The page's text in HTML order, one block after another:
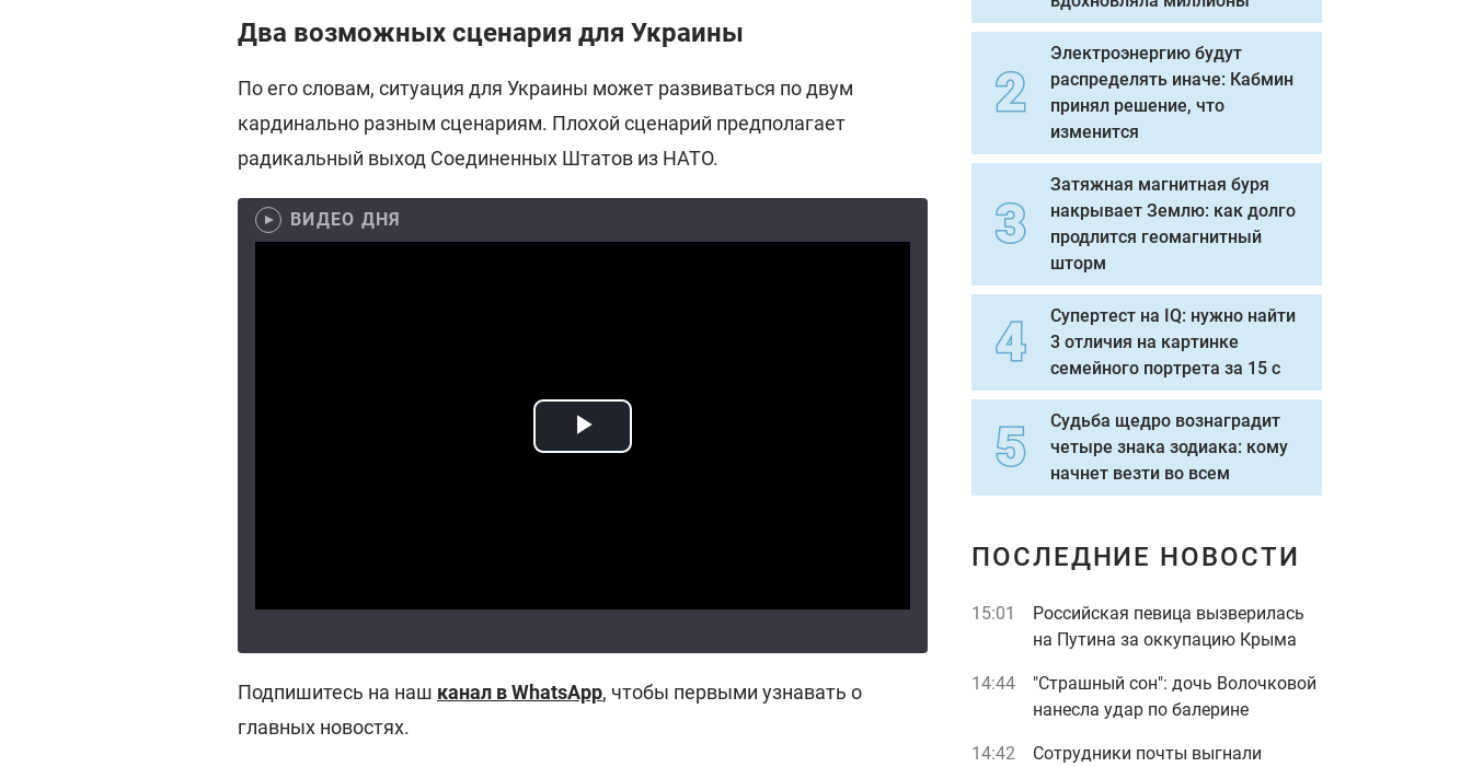
Два возможных сценария для Украины
По его словам, ситуация для Украины может развиваться по двум
кардинально разным сценариям. Плохой сценарий предполагает
радикальный выход Соединенных Штатов из НАТО.
ВИДЕО ДНЯ
Подпишитесь на наш канал в WhatsApp, чтобы первыми узнавать о
главных новостях.
Электроэнергию будут
распределять иначе: Кабмин
принял решение, что
изменится
Затяжная магнитная буря
накрывает Землю: как долго
продлится геомагнитный
шторм
Супертест на IQ: нужно найти
3 отличия на картинке
семейного портрета за 15 с
Судьба щедро вознаградит
четыре знака зодиака: кому
начнет везти во всем
ПОСЛЕДНИЕ НОВОСТИ
15:01
Российская певица вызверилась
на Путина за оккупацию Крыма
14:44
"Страшный сон": дочь Волочковой
нанесла удар по балерине
14:42
Сотрудники почты выгнали